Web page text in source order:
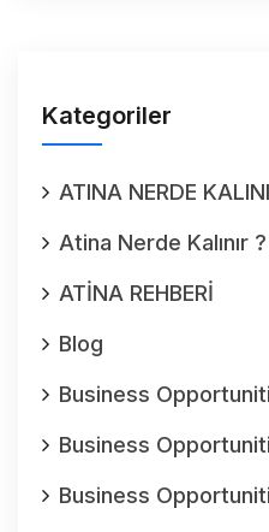
Kategoriler
ATINA NERDE
Atina Nerde Kalınır ?
ATİNA REHBERİ
Blog
Business
Business
Business